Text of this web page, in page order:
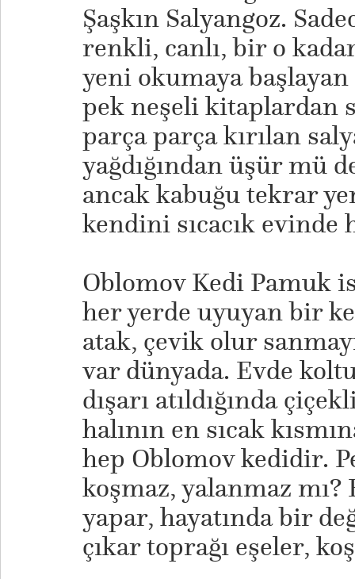
Şaşkın Salyangoz.
renkli, canlı, bir o
yeni okumaya
pek neşeli kitaplardan
parça parça kırılan
yağdığından üşür mü
ancak kabuğu tekrar
kendini sıcacık evinde
Oblomov Kedi Pamuk
her yerde uyuyan bir
atak, çevik olur
var dünyada. Evde
dışarı atıldığında
halının en sıcak
hep Oblomov kedidir.
koşmaz, yalanmaz
yapar, hayatında bir
çıkar toprağı eşeler,